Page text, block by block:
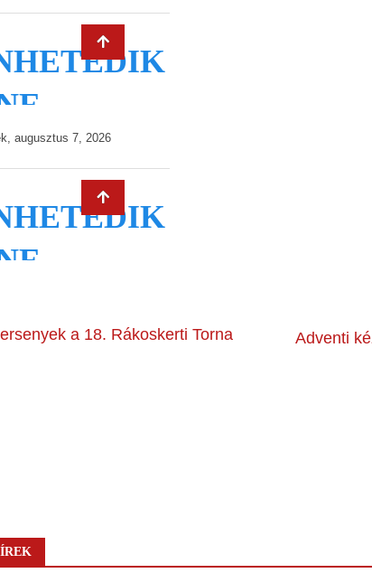
a 18. Rákoskerti Torna
Adventi